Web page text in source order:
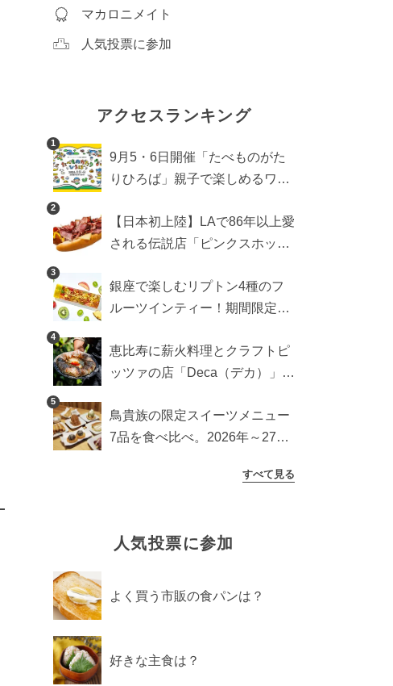
マカロニメイト
人気投票に参加
アクセスランキング
1
9月5・6日開催「たべものがた
りひろば」親子で楽しめるワー
ーなどをご紹介
2
【日本初上陸】LAで86年以上愛
される伝説店「ピンクスホット
ットドッグブーム到来!?
3
銀座で楽しむリプトン4種のフ
ルーツインティー！期間限定キ
4
恵比寿に薪火料理とクラフトピ
ッツァの店「Deca（デカ）」が
ストラン
5
鳥貴族の限定スイーツメニュー
7品を食べ比べ。2026年～27年
すべて見る
人気投票に参加
よく買う市販の食パンは？
好きな主食は？